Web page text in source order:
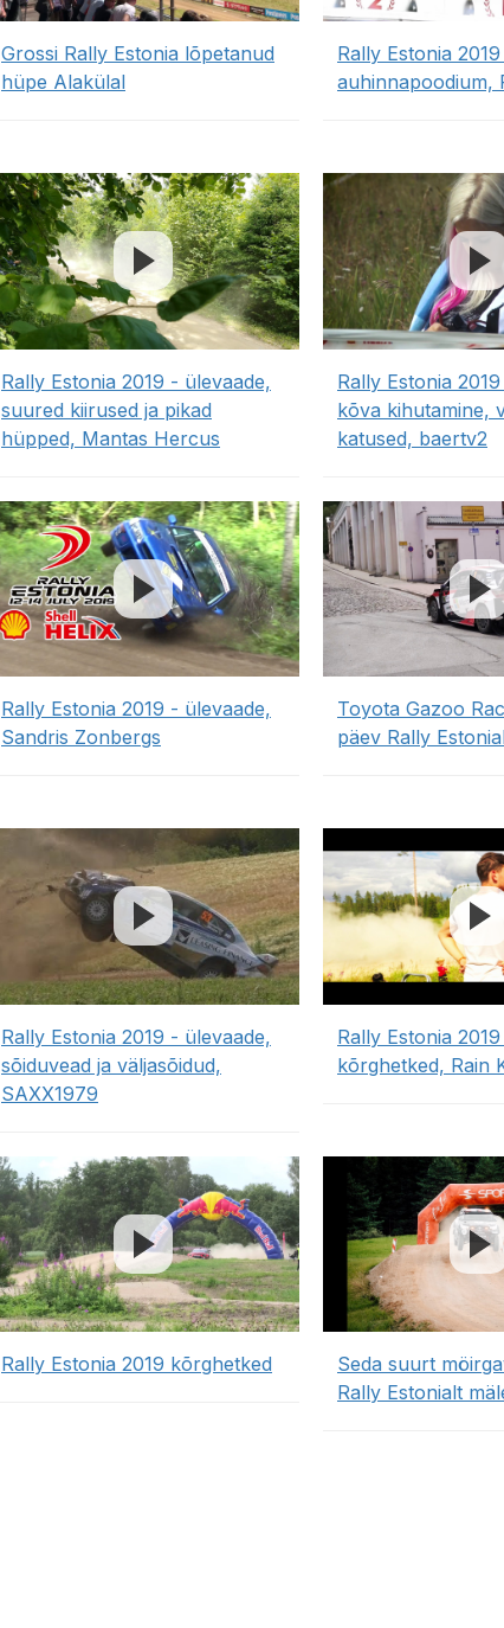
Grossi Rally Estonia lõpetanud
hüpe Alakülal
Rally Estonia
auhinnapoodium,
Rally Estonia 2019 - ülevaade,
suured kiirused ja pikad
hüpped, Mantas Hercus
Rally Estonia
kõva kihutamine,
katused, baertv2
Rally Estonia 2019 - ülevaade,
Sandris Zonbergs
Toyota Gazoo
päev Rally
Rally Estonia 2019 - ülevaade,
sõiduvead ja väljasõidud,
SAXX1979
Rally Estonia
kõrghetked, Rain
Rally Estonia 2019 kõrghetked
Seda suurt
Rally Estonialt